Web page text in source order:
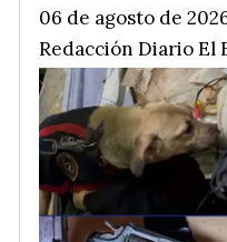
Redacción Diario El
06 de agosto de